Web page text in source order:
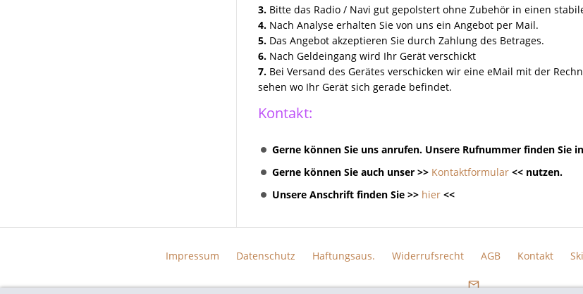
3. Bitte das Radio / Navi gut gepolstert ohne Zubehör in einen
4. Nach Analyse erhalten Sie von uns ein Angebot per Mail.
5. Das Angebot akzeptieren Sie durch Zahlung des Betrages.
6. Nach Geldeingang wird Ihr Gerät verschickt
7. Bei Versand des Gerätes verschicken wir eine eMail mit der
sehen wo Ihr Gerät sich gerade befindet.
Kontakt:
Gerne können Sie uns anrufen. Unsere Rufnummer finden Sie
Gerne können Sie auch unser >> Kontaktformular << nutzen.
Unsere Anschrift finden Sie >> hier <<
Impressum Datenschutz Haftungsaus. Widerrufsrecht AGB Kontakt